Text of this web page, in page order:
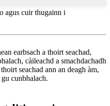
agus cuir thugainn i
earbsach a thoirt seachad,
càileachd a smachdachadh
seachad ann an deagh àm,
cunbhalach.